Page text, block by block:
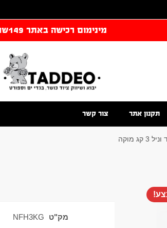
מינימום רכישה באתר 149שח
תקנון אתר צור קשר
מוקה
מק"ט NFH3KG